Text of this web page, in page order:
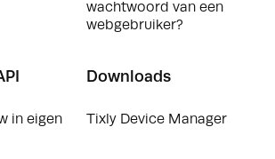
wachtwoord van een
webgebruiker?
in eigen
Downloads
Tixly Device Manager